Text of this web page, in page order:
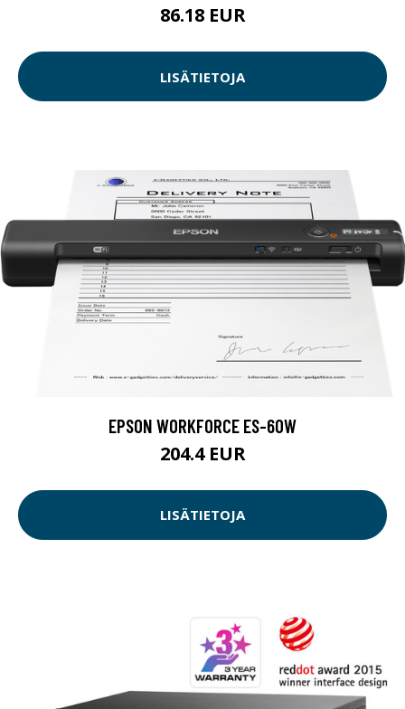
86.18 EUR
LISÄTIETOJA
EPSON WORKFORCE ES-60W
204.4 EUR
LISÄTIETOJA